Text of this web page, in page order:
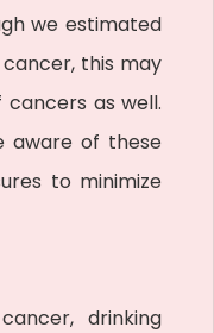
we estimated
this may
as well.
aware of these
to minimize
drinking